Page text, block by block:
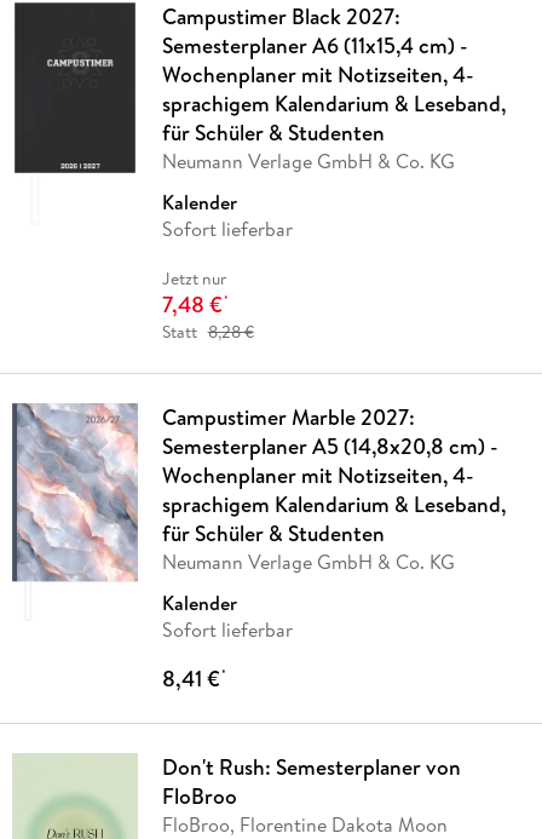
Campustimer Black 2027:
Semesterplaner A6 (11x15,4 cm) -
Wochenplaner mit Notizseiten, 4-
sprachigem Kalendarium & Leseband,
für Schüler & Studenten
Neumann Verlage GmbH & Co. KG
Kalender
Sofort lieferbar
Jetzt nur
7,48 €*
Statt 8,28 €
Campustimer Marble 2027:
Semesterplaner A5 (14,8x20,8 cm) -
Wochenplaner mit Notizseiten, 4-
sprachigem Kalendarium & Leseband,
für Schüler & Studenten
Neumann Verlage GmbH & Co. KG
Kalender
Sofort lieferbar
8,41 €*
Don't Rush: Semesterplaner von
FloBroo
FloBroo, Florentine Dakota Moon